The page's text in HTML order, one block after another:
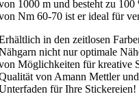
1000 m und besteht zu
Nm 60-70 ist er ideal für
in den zeitlosen
nicht nur optimale
Möglichkeiten für kreative
von Amann Mettler
für Ihre Stickereien!